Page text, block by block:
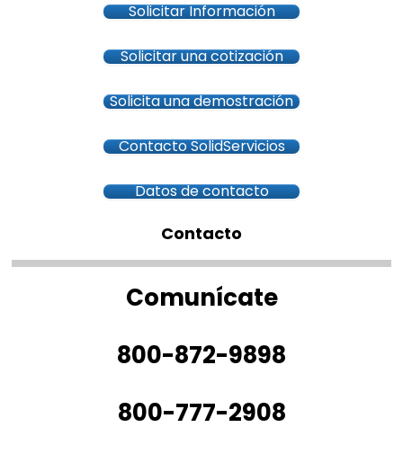
Solicitar Información
Solicitar una cotización
Solicita una demostración
Contacto SolidServicios
Datos de contacto
Contacto
Comunícate
800-872-9898
800-777-2908